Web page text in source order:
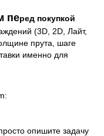
расчёт
перед покупкой
(3D, 2D, Лайт,
прута, шаге
именно для
опишите задачу